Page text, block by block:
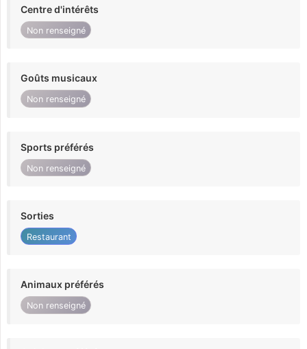
Centre d'intérêts
Non renseigné
Goûts musicaux
Non renseigné
Sports préférés
Non renseigné
Sorties
Restaurant
Animaux préférés
Non renseigné